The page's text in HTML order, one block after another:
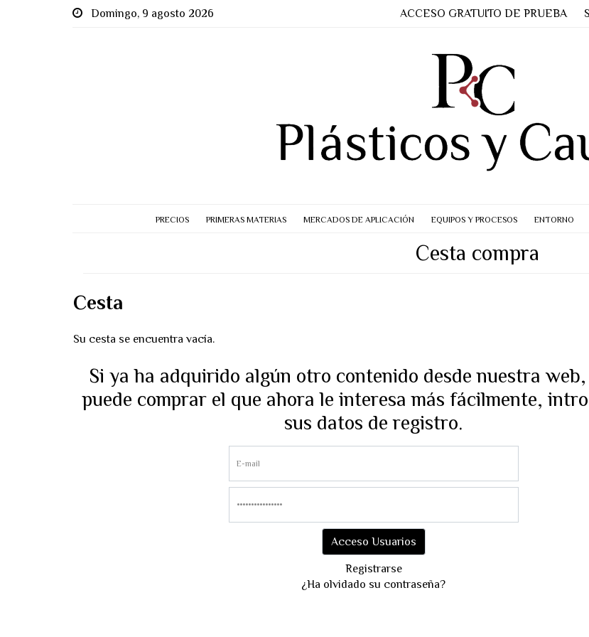
Domingo, 9 agosto 2026 ACCESO GRATUITO DE PRUEBA
PRECIOS PRIMERAS MATERIAS MERCADOS DE APLICACIÓN EQUIPOS Y PROCESOS ENTORNO
Cesta compra
Cesta
Su cesta se encuentra vacía.
Si ya ha adquirido algún otro contenido desde nuestra
puede comprar el que ahora le interesa más fácilmente,
sus datos de registro.
Registrarse
¿Ha olvidado su contraseña?